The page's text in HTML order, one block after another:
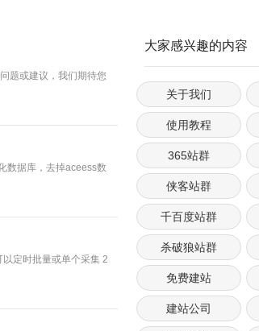
题或建议，我们期待您
数据库，去掉aceess数
定时批量或单个采集 2
大家感兴趣的内容
关于我们
使用教程
365站群
侠客站群
千百度站群
杀破狼站群
免费建站
建站公司